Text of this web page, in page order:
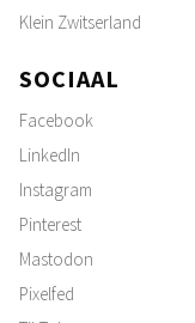
Klein Zwitserland
SOCIAAL
Facebook
LinkedIn
Instagram
Pinterest
Mastodon
Pixelfed